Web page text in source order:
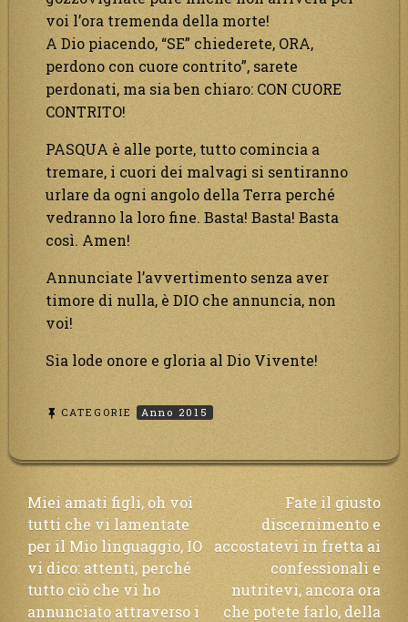
voi l’ora tremenda della morte!
A Dio piacendo, “SE” chiederete, ORA,
perdono con cuore contrito”, sarete
perdonati, ma sia ben chiaro: CON CUORE
CONTRITO!
PASQUA è alle porte, tutto comincia a
tremare, i cuori dei malvagi si sentiranno
urlare da ogni angolo della Terra perché
vedranno la loro fine. Basta! Basta! Basta
così. Amen!
Annunciate l’avvertimento senza aver
timore di nulla, è DIO che annuncia, non
voi!
Sia lode onore e gloria al Dio Vivente!
CATEGORIE Anno 2015
Navigazione
articoli
Miei amati figli, oh voi
tutti che vi lamentate
per il Mio linguaggio, IO
vi dico: attenti, perché
tutto ciò che vi ho
annunciato attraverso i
Fate il giusto
discernimento e
accostatevi in fretta ai
confessionali e
nutritevi, ancora ora
che potete farlo, della